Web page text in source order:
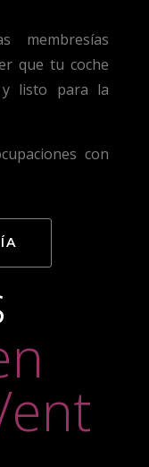
membresías
que tu coche
y listo para la
con